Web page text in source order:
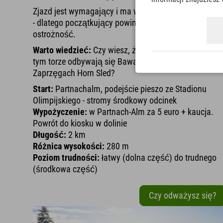
Zjazd jest wymagający i ma wiele mylących zakrętów
- dlatego początkujący powinni zachować szczególną
ostrożność.
Warto wiedzieć: Czy wiesz, że co roku 6 stycznia na
tym torze odbywają się Bawarskie Mistrzostwa w
Zaprzęgach Horn Sled?
Start: Partnachalm, podejście pieszo ze Stadionu
Olimpijskiego - stromy środkowy odcinek
Wypożyczenie: w Partnach-Alm za 5 euro + kaucja.
Powrót do kiosku w dolinie
Długość: 2 km
Różnica wysokości: 280 m
Poziom trudności: łatwy (dolna część) do trudnego
(środkowa część)
Czy odważysz się?